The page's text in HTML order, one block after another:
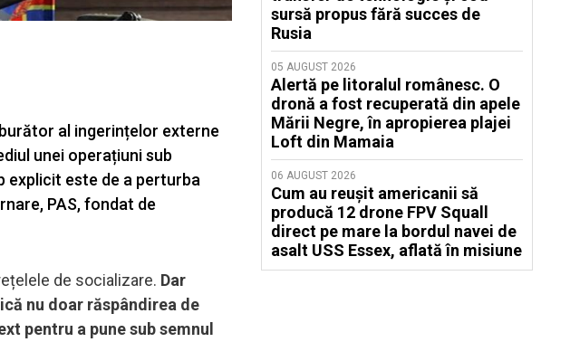
al ingerințelor externe
unei operațiuni sub
explicit este de a perturba
PAS, fondat de
de socializare. Dar
nu doar răspândirea de
pentru a pune sub semnul
sursă propus fără succes de
Rusia
05 AUGUST 2026
Alertă pe litoralul românesc. O
dronă a fost recuperată din apele
Mării Negre, în apropierea plajei
Loft din Mamaia
06 AUGUST 2026
Cum au reușit americanii să
producă 12 drone FPV Squall
direct pe mare la bordul navei de
asalt USS Essex, aflată în misiune